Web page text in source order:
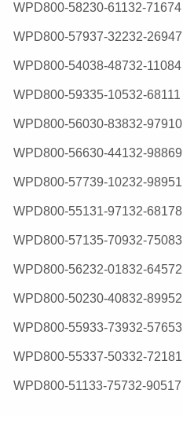
WPD800-58230-61132-71674
WPD800-57937-32232-26947
WPD800-54038-48732-11084
WPD800-59335-10532-68111
WPD800-56030-83832-97910
WPD800-56630-44132-98869
WPD800-57739-10232-98951
WPD800-55131-97132-68178
WPD800-57135-70932-75083
WPD800-56232-01832-64572
WPD800-50230-40832-89952
WPD800-55933-73932-57653
WPD800-55337-50332-72181
WPD800-51133-75732-90517